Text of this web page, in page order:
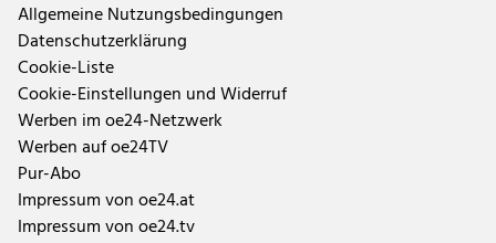
Allgemeine Nutzungsbedingungen
Datenschutzerklärung
Cookie-Liste
Cookie-Einstellungen und Widerruf
Werben im oe24-Netzwerk
Werben auf oe24TV
Pur-Abo
Impressum von oe24.at
Impressum von oe24.tv